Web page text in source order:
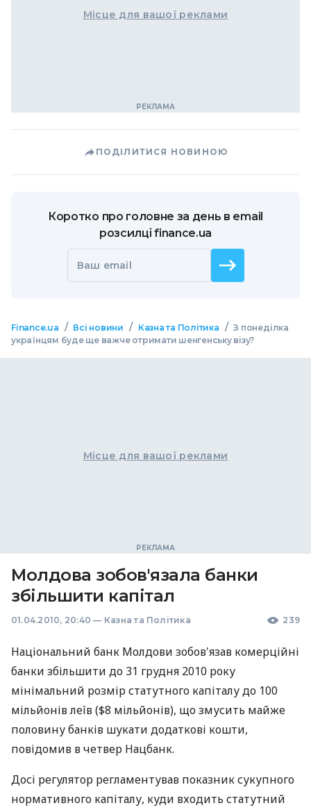
Місце для вашої реклами
ПОДІЛИТИСЯ НОВИНОЮ
Коротко про головне за день в email
розсилці finance.ua
Ваш email
Finance.ua / Всі новини / Казна та Політика / З понеділка
українцям буде ще важче отримати шенгенську візу?
Місце для вашої реклами
Молдова зобов'язала банки
збільшити капітал
01.04.2010, 20:40 — Казна та Політика 239
Національний банк Молдови зобов'язав комерційні
банки збільшити до 31 грудня 2010 року
мінімальний розмір статутного капіталу до 100
мільйонів леїв ($8 мільйонів), що змусить майже
половину банків шукати додаткові кошти,
повідомив в четвер Нацбанк.
Досі регулятор регламентував показник сукупного
нормативного капіталу, куди входить статутний